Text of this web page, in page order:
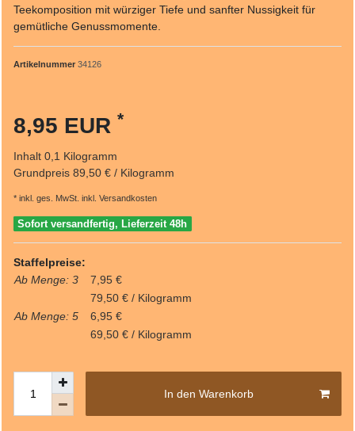
Teekomposition mit würziger Tiefe und sanfter Nussigkeit für
gemütliche Genussmomente.
Artikelnummer 34126
8,95 EUR *
Inhalt 0,1 Kilogramm
Grundpreis 89,50 € / Kilogramm
* inkl. ges. MwSt. inkl. Versandkosten
Sofort versandfertig, Lieferzeit 48h
Staffelpreise:
Ab Menge: 3
7,95 €
79,50 € / Kilogramm
Ab Menge: 5
6,95 €
69,50 € / Kilogramm
In den Warenkorb